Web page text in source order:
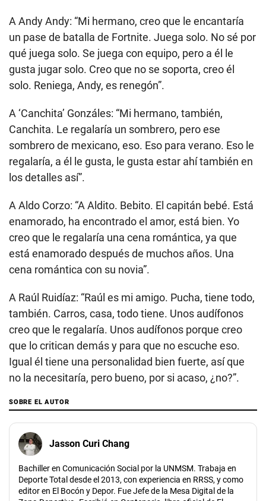
A Andy Andy: “Mi hermano, creo que le encantaría
un pase de batalla de Fortnite. Juega solo. No sé por
qué juega solo. Se juega con equipo, pero a él le
gusta jugar solo. Creo que no se soporta, creo él
solo. Reniega, Andy, es renegón”.
A ‘Canchita’ Gonzáles: “Mi hermano, también,
Canchita. Le regalaría un sombrero, pero ese
sombrero de mexicano, eso. Eso para verano. Eso le
regalaría, a él le gusta, le gusta estar ahí también en
los detalles así”.
A Aldo Corzo: “A Aldito. Bebito. El capitán bebé. Está
enamorado, ha encontrado el amor, está bien. Yo
creo que le regalaría una cena romántica, ya que
está enamorado después de muchos años. Una
cena romántica con su novia”.
A Raúl Ruidíaz: “Raúl es mi amigo. Pucha, tiene todo,
también. Carros, casa, todo tiene. Unos audífonos
creo que le regalaría. Unos audífonos porque creo
que lo critican demás y para que no escuche eso.
Igual él tiene una personalidad bien fuerte, así que
no la necesitaría, pero bueno, por si acaso, ¿no?”.
SOBRE EL AUTOR
Jasson Curi Chang
Bachiller en Comunicación Social por la UNMSM. Trabaja en
Deporte Total desde el 2013, con experiencia en RRSS, y como
editor en El Bocón y Depor. Fue Jefe de la Mesa Digital de la